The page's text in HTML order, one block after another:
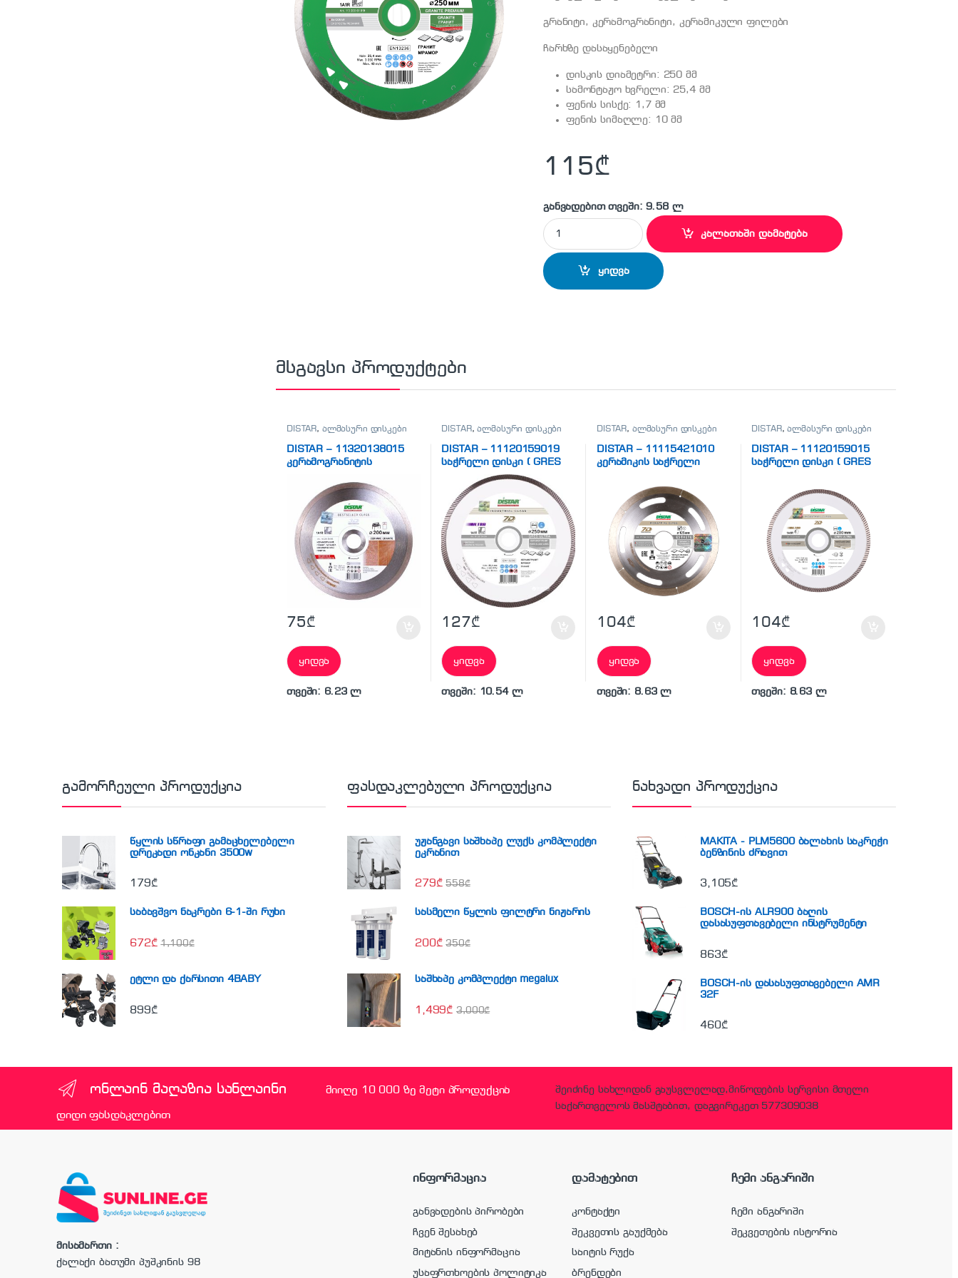
გრანიტი, კერამოგრანიტი, კერამიკული ფილები
ჩარხზე დასაყენებელი
დისკის დიამეტრი: 250 მმ
სამონტაჟო ხვრელი: 25,4 მმ
ფენის სისქე: 1,7 მმ
ფენის სიმაღლე: 10 მმ
115₾
განვადებით თვეში: 9.58 ლ
DISTAR - 11320061019 საჭრელი დისკი (GRANITE PREMIUM) quantity
კალათაში დამატება
ყიდვა
მსგავსი პროდუქტები
DISTAR, ალმასური დისკები
DISTAR – 11320138015
კერამოგრანიტის
GRANITE)
75₾
ყიდვა
თვეში: 6.23 ლ
DISTAR,ალმასური დისკები
DISTAR – 11120159019
საჭრელი დისკი ( GRES
127₾
ყიდვა
თვეში: 10.54 ლ
DISTAR, ალმასური დისკები
DISTAR – 11115421010
კერამიკის საჭრელი
104₾
ყიდვა
თვეში: 8.63 ლ
DISTAR,ალმასური დისკები
DISTAR – 11120159015
საჭრელი დისკი ( GRES
104₾
ყიდვა
თვეში: 8.63 ლ
გამორჩეული პროდუქცია
წყლის სწრაფი გამაცხელებელი
დრეკადი ონკანი 3500w
179₾
საბავშვო ნაკრები 6-1-ში რუხი
672₾ 1,100₾
ეტლი და ქარსითი 4BABY
899₾
ფასდაკლებული პროდუქცია
უჟანგავი საშხაპე ლუქს კომპლექტი
ეკრანით
279₾ 558₾
სასმელი წყლის ფილტრი ნიჟარის
200₾ 350₾
საშხაპე კომპლექტი megalux
1,499₾ 3,000₾
ნახვადი პროდუქცია
MAKITA - PLM5600 ბალახის საკრეჭი
ბენზინის ძრავით
3,105₾
BOSCH-ის ALR900 ბაღის
დასასუფთავებელი ინსტრუმენტი
863₾
BOSCH-ის დასასუფთავებელი AMR
32F
460₾
ონლაინ მაღაზია სანლაინი მიიღე 10 000 ზე მეტი პროდუქცია
დიდი ფასდაკლებით
შეიძინე სახლიდან გაუსვლელად,მიწოდების სერვისი მთელი
საქართველოს მასშტაბით, დაგვირეკეთ 577309038
მისამართი :
ქალაქი ბათუმი პუშკინის 98
ინფორმაცია
განვადების პირობები
ჩვენ შესახებ
მიტანის ინფორმაცია
უსაფრთხოების პოლიტიკა
დამატებით
კონტაქტი
შეკვეთის გაუქმება
საიტის რუქა
ბრენდები
ჩემი ანგარიში
ჩემი ანგარიში
შეკვეთების ისტორია